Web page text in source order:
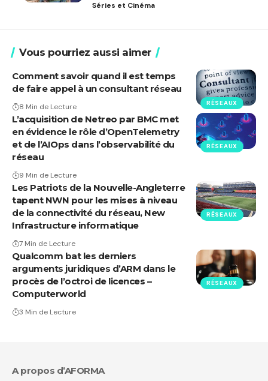
Séries et Cinéma
Vous pourriez aussi aimer
RÉSEAUX
Comment savoir quand il est temps
de faire appel à un consultant réseau
8 Min de Lecture
RÉSEAUX
L’acquisition de Netreo par BMC met
en évidence le rôle d’OpenTelemetry
et de l’AIOps dans l’observabilité du
réseau
9 Min de Lecture
RÉSEAUX
Les Patriots de la Nouvelle-Angleterre
tapent NWN pour les mises à niveau
de la connectivité du réseau, New
Infrastructure informatique
7 Min de Lecture
RÉSEAUX
Qualcomm bat les derniers
arguments juridiques d’ARM dans le
procès de l’octroi de licences –
Computerworld
3 Min de Lecture
A propos d’AFORMA